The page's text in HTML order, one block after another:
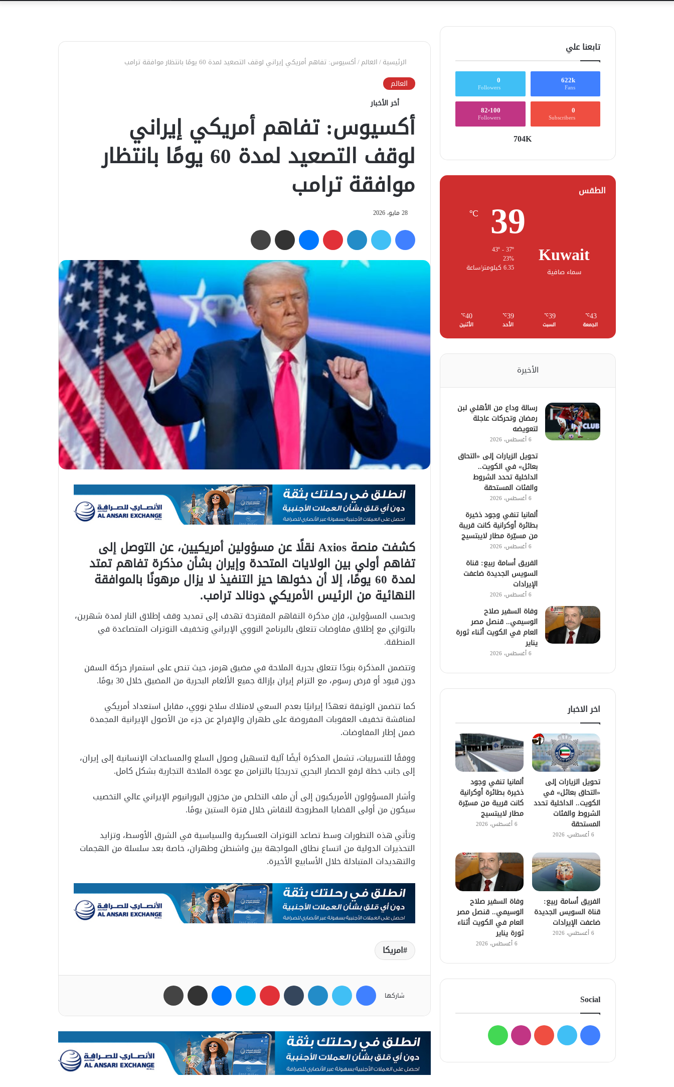
الرئيسية/العالم/أكسيوس: تفاهم أمريكي إيراني لوقف التصعيد لمدة 60 يومًا بانتظار موافقة ترامب
العالم
أخر الأخبار
أكسيوس: تفاهم أمريكي إيراني
لوقف التصعيد لمدة 60 يومًا بانتظار
موافقة ترامب
28 مايو، 2026
فيسبوك تويتر لينكدإن بينتيريست ماسنجر مشاركة عبر البريد
كشفت منصة Axios نقلًا عن مسؤولين أمريكيين، عن التوصل إلى
تفاهم أولي بين الولايات المتحدة وإيران بشأن مذكرة تفاهم تمتد
لمدة 60 يومًا، إلا أن دخولها حيز التنفيذ لا يزال مرهونًا بالموافقة
النهائية من الرئيس الأمريكي دونالد ترامب.
وبحسب المسؤولين، فإن مذكرة التفاهم المقترحة تهدف إلى تمديد وقف إطلاق النار لمدة شهرين،
بالتوازي مع إطلاق مفاوضات تتعلق بالبرنامج النووي الإيراني وتخفيف التوترات المتصاعدة في
المنطقة.
وتتضمن المذكرة بنودًا تتعلق بحرية الملاحة في مضيق هرمز، حيث تنص على استمرار حركة السفن
دون قيود أو فرض رسوم، مع التزام إيران بإزالة جميع الألغام البحرية من المضيق خلال 30 يومًا.
كما تتضمن الوثيقة تعهدًا إيرانيًا بعدم السعي لامتلاك سلاح نووي، مقابل استعداد أمريكي
لمناقشة تخفيف العقوبات المفروضة على طهران والإفراج عن جزء من الأصول الإيرانية المجمدة
ضمن إطار المفاوضات.
ووفقًا للتسريبات، تشمل المذكرة أيضًا آلية لتسهيل وصول السلع والمساعدات الإنسانية إلى إيران،
إلى جانب خطة لرفع الحصار البحري تدريجيًا بالتزامن مع عودة الملاحة التجارية بشكل كامل.
وأشار المسؤولون الأمريكيون إلى أن ملف التخلص من مخزون اليورانيوم الإيراني عالي التخصيب
سيكون من أولى القضايا المطروحة للنقاش خلال فترة الستين يومًا.
وتأتي هذه التطورات وسط تصاعد التوترات العسكرية والسياسية في الشرق الأوسط، وتزايد
التحذيرات الدولية من اتساع نطاق المواجهة بين واشنطن وطهران، خاصة بعد سلسلة من الهجمات
والتهديدات المتبادلة خلال الأسابيع الأخيرة.
امريكا
شاركها
فيسبوك تويتر لينكدإن بينتيريست سكايب ماسنجر مشاركة عبر البريد
تابعنا علي
622k
Fans
0
Followers
0
Subscribers
82٬100
Followers
704K
الطقس
Kuwait
سماء صافية
39
℃
43º - 37º
23%
6.35 كيلومتر/ساعة
43
℃
الجمعة
39
℃
السبت
39
℃
الأحد
40
℃
الأثنين
الأخيرة
رسالة وداع من الأهلي لبن
رمضان وتحركات عاجلة
لتعويضه
6 أغسطس، 2026
تحويل الزيارات إلى «التحاق
بعائل» في الكويت..
الداخلية تحدد الشروط
والفئات المستحقة
6 أغسطس، 2026
ألمانيا تنفي وجود ذخيرة
بطائرة أوكرانية كانت قريبة
من مسيّرة مطار لايبتسيج
6 أغسطس، 2026
الفريق أسامة ربيع: قناة
السويس الجديدة ضاعفت
الإيرادات
6 أغسطس، 2026
وفاة السفير صلاح
الوسيمي.. قنصل مصر
العام في الكويت أثناء ثورة
يناير
6 أغسطس، 2026
اخر الاخبار
تحويل الزيارات إلى
«التحاق بعائل» في
الكويت.. الداخلية تحدد
الشروط والفئات
المستحقة
6 أغسطس، 2026
ألمانيا تنفي وجود
ذخيرة بطائرة أوكرانية
كانت قريبة من مسيّرة
مطار لايبتسيج
6 أغسطس، 2026
الفريق أسامة ربيع:
قناة السويس الجديدة
ضاعفت الإيرادات
6 أغسطس، 2026
وفاة السفير صلاح
الوسيمي.. قنصل مصر
العام في الكويت أثناء
ثورة يناير
6 أغسطس، 2026
Social
فيسبوك
تويتر يوتيوبانستقرامواتساب